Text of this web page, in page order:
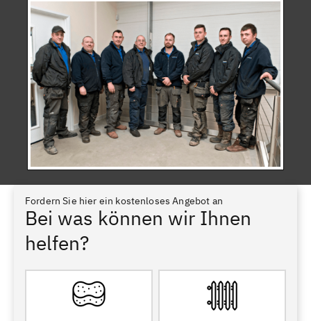
Fordern Sie hier ein kostenloses Angebot an
Bei was können wir Ihnen
helfen?